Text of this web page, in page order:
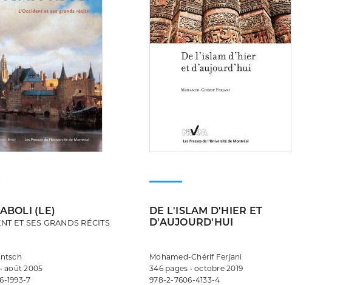
(LE)
ET SES GRANDS RÉCITS
août 2005
1993-7
DE L'ISLAM D'HIER ET
D'AUJOURD'HUI
Mohamed-Chérif Ferjani
346 pages • octobre 2019
978-2-7606-4133-4